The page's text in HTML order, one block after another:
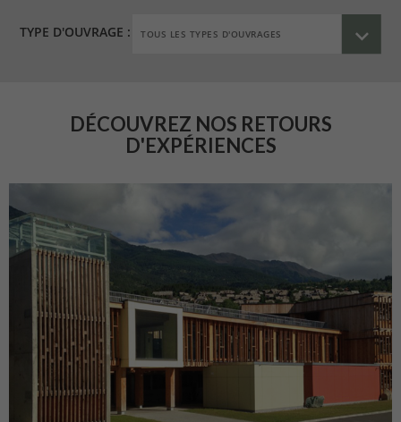
TYPE D'OUVRAGE :
DÉCOUVREZ NOS RETOURS
D'EXPÉRIENCES